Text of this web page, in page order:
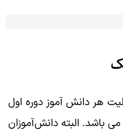
هر دانش آموز دوره اول
باشد. البته دانش‌آموزان